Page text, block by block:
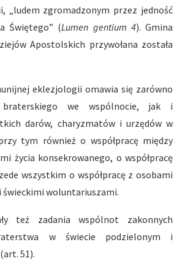
„ludem zgromadzonym przez jedność
Świętego” (Lumen gentium 4). Gmina
Apostolskich przywołana została
eklezjologii omawia się zarówno
we wspólnocie, jak i
darów, charyzmatów i urzędów w
tym również o współpracę między
życia konsekrowanego, o współpracę
wszystkim o współpracę z osobami
woluntariuszami.
też zadania wspólnot zakonnych
w świecie podzielonym i
51).